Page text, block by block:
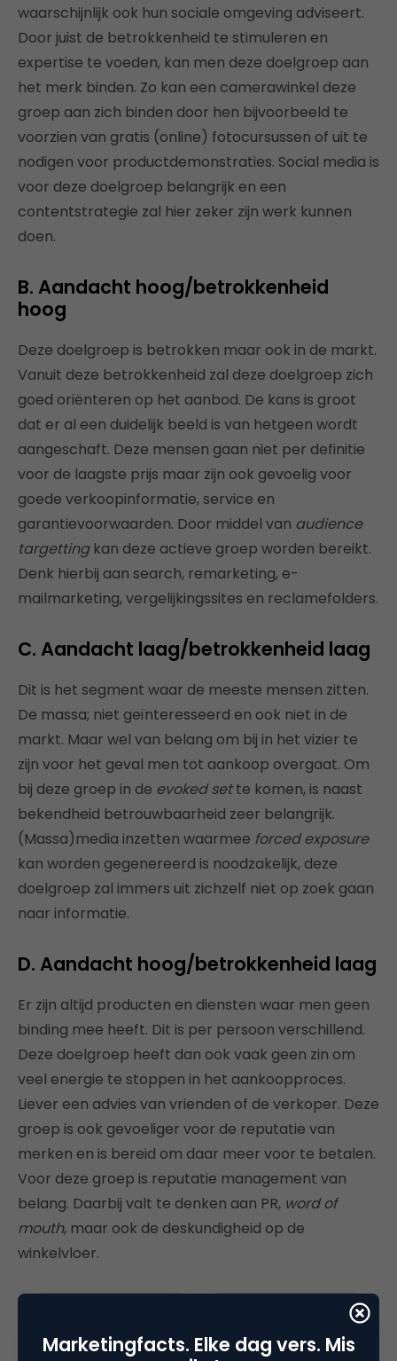
waarschijnlijk ook hun sociale omgeving adviseert.
Door juist de betrokkenheid te stimuleren en
expertise te voeden, kan men deze doelgroep aan
het merk binden. Zo kan een camerawinkel deze
groep aan zich binden door hen bijvoorbeeld te
voorzien van gratis (online) fotocursussen of uit te
nodigen voor productdemonstraties. Social media is
voor deze doelgroep belangrijk en een
contentstrategie zal hier zeker zijn werk kunnen
doen.
B. Aandacht hoog/betrokkenheid
hoog
Deze doelgroep is betrokken maar ook in de markt.
Vanuit deze betrokkenheid zal deze doelgroep zich
goed oriënteren op het aanbod. De kans is groot
dat er al een duidelijk beeld is van hetgeen wordt
aangeschaft. Deze mensen gaan niet per definitie
voor de laagste prijs maar zijn ook gevoelig voor
goede verkoopinformatie, service en
garantievoorwaarden. Door middel van audience
targettingkan deze actieve groep worden bereikt.
Denk hierbij aan search, remarketing, e-
mailmarketing, vergelijkingssites en reclamefolders.
C. Aandacht laag/betrokkenheid laag
Dit is het segment waar de meeste mensen zitten.
De massa; niet geïnteresseerd en ook niet in de
markt. Maar wel van belang om bij in het vizier te
zijn voor het geval men tot aankoop overgaat. Om
bij deze groep in de evoked sette komen, is naast
bekendheid betrouwbaarheid zeer belangrijk.
(Massa)media inzetten waarmee forced exposure
kan worden gegenereerd is noodzakelijk, deze
doelgroep zal immers uit zichzelf niet op zoek gaan
naar informatie.
D. Aandacht hoog/betrokkenheid laag
Er zijn altijd producten en diensten waar men geen
binding mee heeft. Dit is per persoon verschillend.
Deze doelgroep heeft dan ook vaak geen zin om
veel energie te stoppen in het aankoopproces.
Liever een advies van vrienden of de verkoper. Deze
groep is ook gevoeliger voor de reputatie van
merken en is bereid om daar meer voor te betalen.
Voor deze groep is reputatie management van
belang. Daarbij valt te denken aan PR, word of
mouth, maar ook de deskundigheid op de
winkelvloer.
Marketingfacts. Elke dag vers. Mis